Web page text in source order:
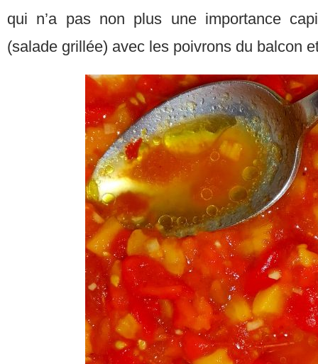
qui n’a pas non plus une importance
(salade grillée) avec les poivrons du balcon